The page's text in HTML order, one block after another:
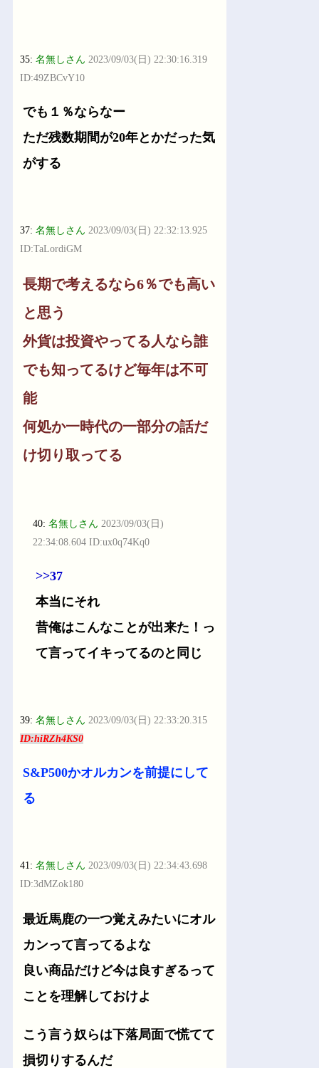
35:名無しさん 2023/09/03(日) 22:30:16.319
ID:49ZBCvY10
でも１％ならなー
ただ残数期間が20年とかだった気
がする
37:名無しさん 2023/09/03(日) 22:32:13.925
ID:TaLordiGM
長期で考えるなら6％でも高い
と思う
外貨は投資やってる人なら誰
でも知ってるけど毎年は不可
能
何処か一時代の一部分の話だ
け切り取ってる
40:名無しさん 2023/09/03(日)
22:34:08.604 ID:ux0q74Kq0
>>37
本当にそれ
昔俺はこんなことが出来た！っ
て言ってイキってるのと同じ
39:名無しさん 2023/09/03(日) 22:33:20.315
ID:hiRZh4KS0
S&P500かオルカンを前提にして
る
41:名無しさん 2023/09/03(日) 22:34:43.698
ID:3dMZok180
最近馬鹿の一つ覚えみたいにオル
カンって言ってるよな
良い商品だけど今は良すぎるって
ことを理解しておけよ
こう言う奴らは下落局面で慌てて
損切りするんだ